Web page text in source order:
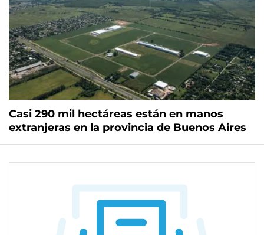
Casi 290 mil hectáreas están en manos
extranjeras en la provincia de Buenos Aires